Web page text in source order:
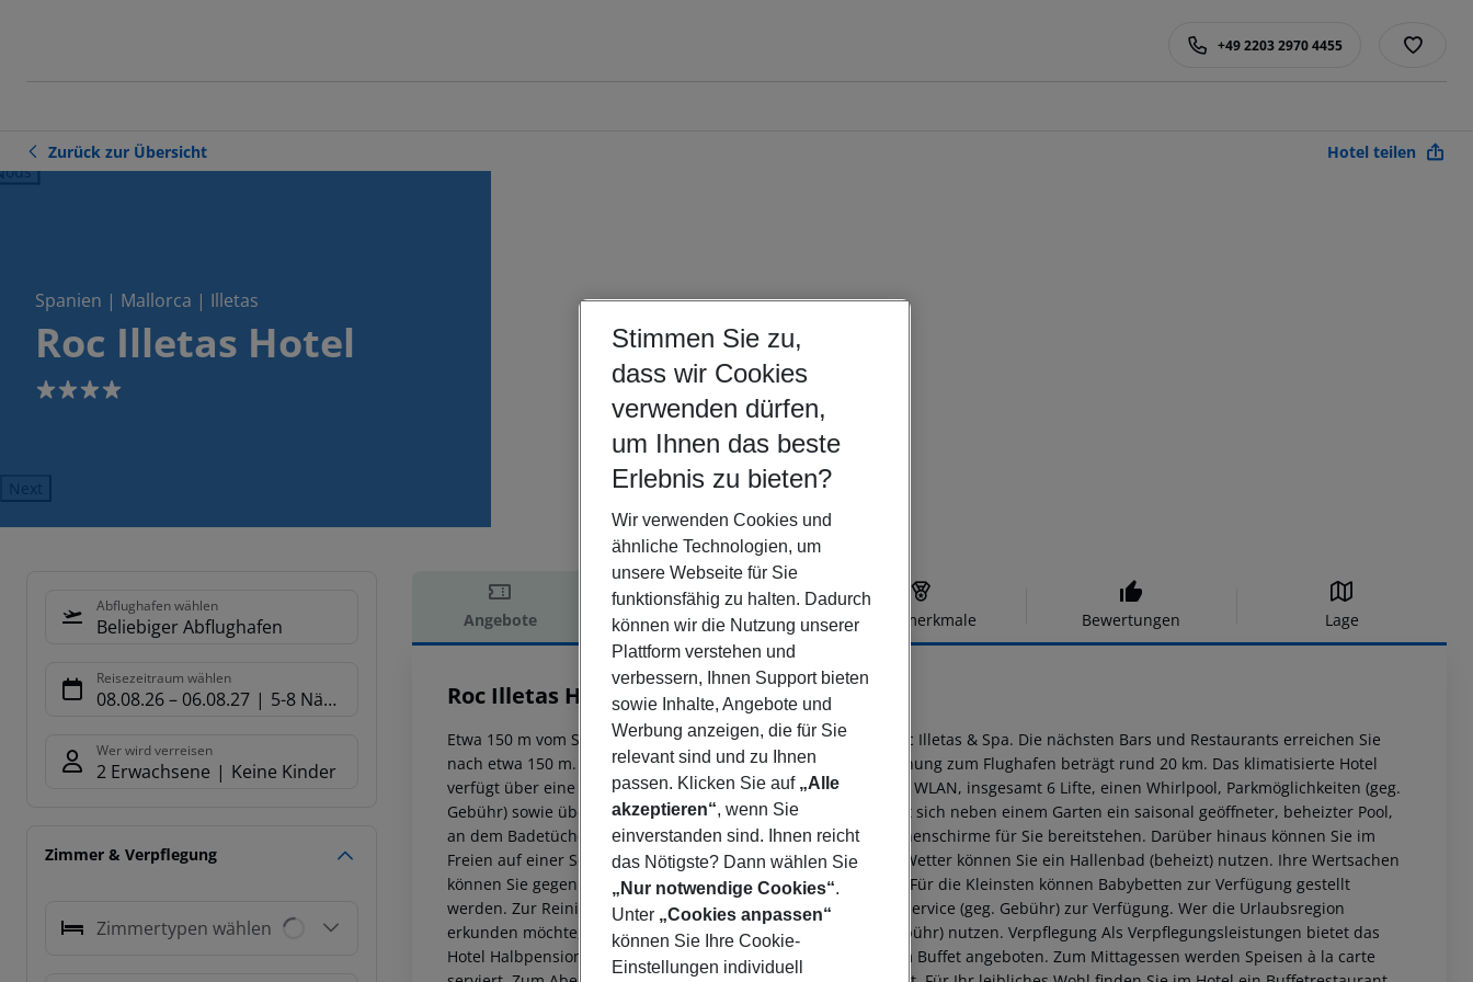
+49 2203 2970 4455
Zurück zur Übersicht Hotel teilen
Spanien | Mallorca | Illetas
Roc Illetas Hotel
4
Next
Abflughafen wählen
Beliebiger Abflughafen
Reisezeitraum wählen
08.08.26– 06.08.27 5-8 Nächte
Wer wird verreisen
2 Erwachsene Keine Kinder
Zimmer & Verpflegung
Zimmertypen wählen
Angebote Hotelbeschreibung Hotelmerkmale Bewertungen Lage
Hotelbeschreibung
Roc Illetas Hotel
4
Etwa 150 m vom Strand entfernt liegt das Apart-Hotel Hotel Roc Illetas & Spa. Die nächsten Bars und Restaurants erreichen Sie
nach etwa 150 m. Zur Innenstadt sind es ca. 500 m. Die Entfernung zum Flughafen beträgt rund 20 km. Das klimatisierte Hotel
verfügt über eine 24h am Tag geöffnete Rezeption, eine Lobby, WLAN, insgesamt 6 Lifte, einen Whirlpool, Parkmöglichkeiten (geg.
Gebühr) sowie über eine TV-Lounge. Im Außenbereich befindet sich neben einem Garten ein saisonal geöffneter, beheizter Pool,
an dem Badetücher gegen Gebühr sowie Liegestühle und Sonnenschirme für Sie bereitstehen. Darüber hinaus können Sie im
Freien auf einer Sonnenterrasse entspannen. Bei schlechtem Wetter können Sie ein Hallenbad (beheizt) nutzen. Ihre Wertsachen
können Sie gegen Gebühr im hoteleigenen Safe aufbewahren. Für die Kleinsten können Babybetten zur Verfügung gestellt
werden. Zur Reinigung Ihrer Kleidung steht Ihnen ein Wäscheservice (geg. Gebühr) zur Verfügung. Wer die Urlaubsregion
erkunden möchte, kann den hotelnahen Auto-Verleih (geg. Gebühr) nutzen. Verpflegung Als Verpflegungsleistungen bietet das
Hotel Halbpension sowie nur Frühstück an. Frühstück wird vom Buffet angeboten. Zum Mittagessen werden Speisen à la carte
Stimmen Sie zu,
dass wir Cookies
verwenden dürfen,
um Ihnen das beste
Erlebnis zu bieten?
Wir verwenden Cookies und
ähnliche Technologien, um
unsere Webseite für Sie
funktionsfähig zu halten. Dadurch
können wir die Nutzung unserer
Plattform verstehen und
verbessern, Ihnen Support bieten
sowie Inhalte, Angebote und
Werbung anzeigen, die für Sie
relevant sind und zu Ihnen
passen. Klicken Sie auf „Alle
akzeptieren“, wenn Sie
einverstanden sind. Ihnen reicht
das Nötigste? Dann wählen Sie
„Nur notwendige Cookies“.
Unter „Cookies anpassen“
können Sie Ihre Cookie-
Einstellungen individuell